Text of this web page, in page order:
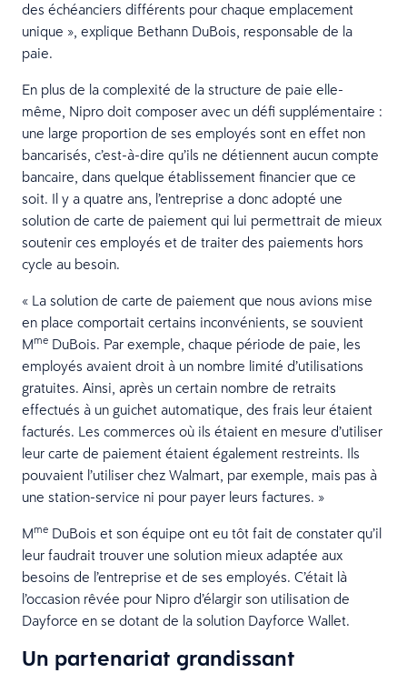
des échéanciers différents pour chaque emplacement
unique », explique Bethann DuBois, responsable de la
paie.
En plus de la complexité de la structure de paie elle-
même, Nipro doit composer avec un défi supplémentaire :
une large proportion de ses employés sont en effet non
bancarisés, c’est-à-dire qu’ils ne détiennent aucun compte
bancaire, dans quelque établissement financier que ce
soit. Il y a quatre ans, l’entreprise a donc adopté une
solution de carte de paiement qui lui permettrait de mieux
soutenir ces employés et de traiter des paiements hors
cycle au besoin.
« La solution de carte de paiement que nous avions mise
en place comportait certains inconvénients, se souvient
Mme DuBois. Par exemple, chaque période de paie, les
employés avaient droit à un nombre limité d’utilisations
gratuites. Ainsi, après un certain nombre de retraits
effectués à un guichet automatique, des frais leur étaient
facturés. Les commerces où ils étaient en mesure d’utiliser
leur carte de paiement étaient également restreints. Ils
pouvaient l’utiliser chez Walmart, par exemple, mais pas à
une station-service ni pour payer leurs factures. »
Mme DuBois et son équipe ont eu tôt fait de constater qu’il
leur faudrait trouver une solution mieux adaptée aux
besoins de l’entreprise et de ses employés. C’était là
l’occasion rêvée pour Nipro d’élargir son utilisation de
Dayforce en se dotant de la solution Dayforce Wallet.
Un partenariat grandissant